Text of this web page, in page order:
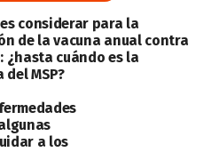
considerar para la
de la vacuna anual contra
¿hasta cuándo es la
del MSP?
a los